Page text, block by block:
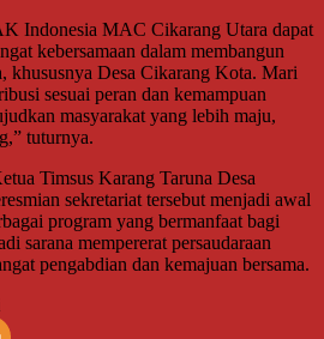
Indonesia MAC Cikarang Utara dapat
kebersamaan dalam membangun
khususnya Desa Cikarang Kota. Mari
sesuai peran dan kemampuan
masyarakat yang lebih maju,
tuturnya.
Timsus Karang Taruna Desa
sekretariat tersebut menjadi awal
program yang bermanfaat bagi
sarana mempererat persaudaraan
pengabdian dan kemajuan bersama.